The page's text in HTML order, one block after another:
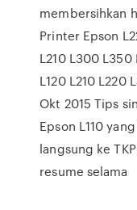
membersihkan
Printer Epson
L210 L300 L350
L120 L210 L220
Okt 2015 Tips
Epson L110
langsung ke
resume selama